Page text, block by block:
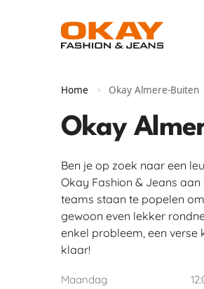
Home > Okay Almere-Buiten
Okay
Ben je op zoek naar een
Okay Fashion & Jeans aan
teams staan te popelen
gewoon even lekker
enkel probleem, een
klaar!
Maandag